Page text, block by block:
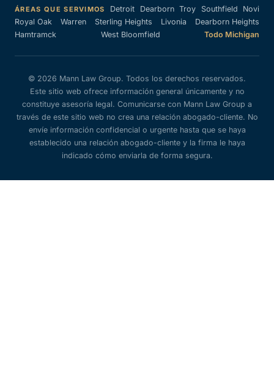
ÁREAS QUE SERVIMOS Detroit Dearborn Troy Southfield
Novi
Royal Oak
Warren Sterling Heights Livonia
Dearborn Heights
Hamtramck
West Bloomfield Todo Michigan
© 2026 Mann Law Group. Todos los derechos reservados.
Este sitio web ofrece información general únicamente y no
constituye asesoría legal. Comunicarse con Mann Law Group a
través de este sitio web no crea una relación abogado-cliente. No
envíe información confidencial o urgente hasta que se haya
establecido una relación abogado-cliente y la firma le haya
indicado cómo enviarla de forma segura.